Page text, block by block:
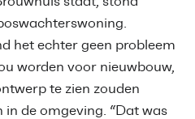
het echter geen probleem
worden voor nieuwbouw,
te zien zouden
in de omgeving. “Dat was